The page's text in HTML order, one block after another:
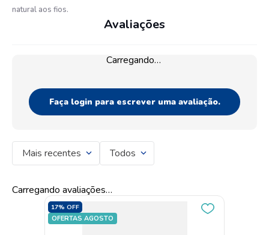
natural aos fios.
Avaliações
Carregando…
Faça login para escrever uma avaliação.
Mais recentes Todos
Carregando avaliações…
17% OFF
OFERTAS AGOSTO